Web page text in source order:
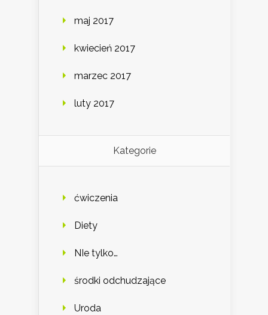
maj 2017
kwiecień 2017
marzec 2017
luty 2017
Kategorie
ćwiczenia
Diety
NIe tylko…
środki odchudzające
Uroda